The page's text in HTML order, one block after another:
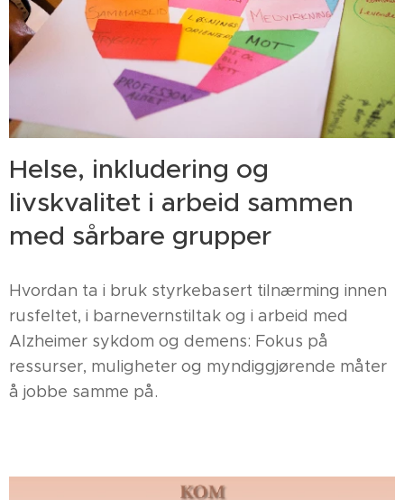
Helse, inkludering og
livskvalitet i arbeid sammen
med sårbare grupper
Hvordan ta i bruk styrkebasert tilnærming innen
rusfeltet, i barnevernstiltak og i arbeid med
Alzheimer sykdom og demens: Fokus på
ressurser, muligheter og myndiggjørende måter
å jobbe samme på.